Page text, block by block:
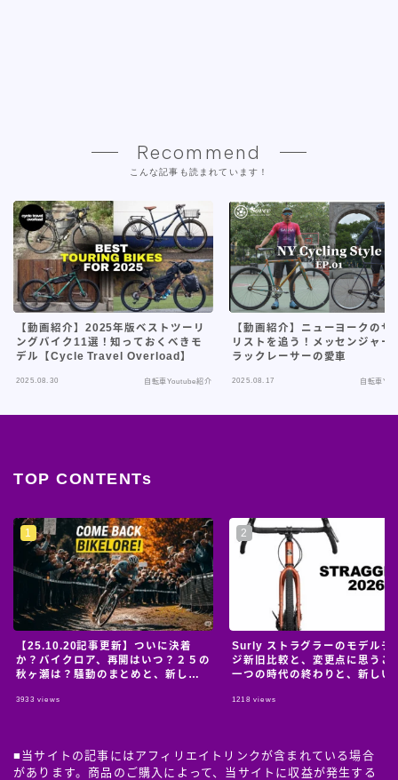
Recommend
こんな記事も読まれています！
【動画紹介】2025年版ベストツーリ
ングバイク11選！知っておくべきモ
デル【Cycle Travel Overload】
2025.08.30 自転車Youtube紹介
【動画紹介】ニューヨークのサ
リストを追う！メッセンジャー
ラックレーサーの愛車
2025.08.17 自転車
TOP CONTENTs
【25.10.20記事更新】ついに決着
か？バイクロア、再開はいつ？２５の
秋ヶ瀬は？騒動のまとめと、新しい
3933 views
Surly ストラグラーのモデルチ
ジ新旧比較と、変更点に思うこ
一つの時代の終わりと、新しい
1218 views
■当サイトの記事にはアフィリエイトリンクが含まれている場合
があります。商品のご購入によって、当サイトに収益が発生する